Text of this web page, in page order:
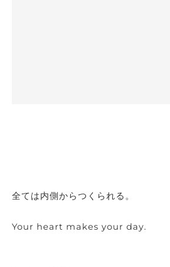
全ては内側からつくられる。
Your heart makes your day.